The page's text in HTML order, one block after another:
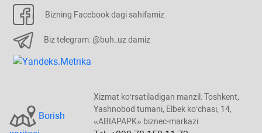
Bizning Facebook dagi sahifamiz
Biz telegram: @buh_uz damiz
Borish
Xizmat koʻrsatiladigan manzil: Toshkent,
Yashnobod tumani, Elbek koʻchasi, 14,
«ABIAPAPK» biznec-markazi